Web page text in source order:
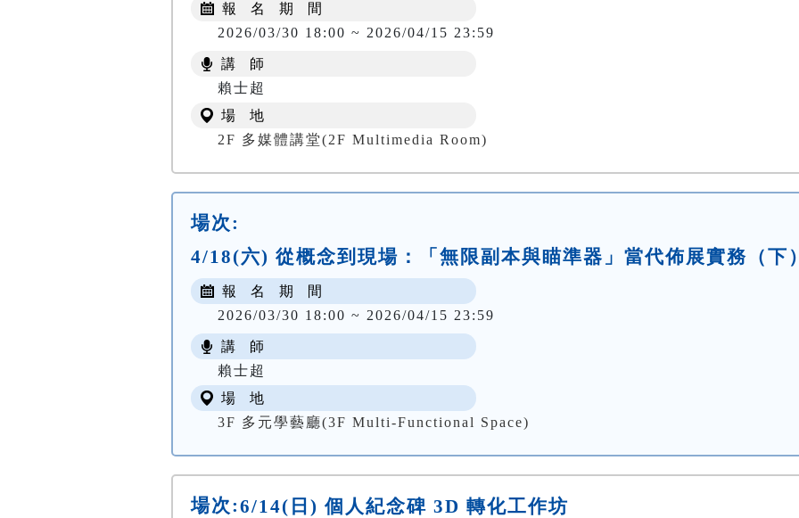
報 名 期 間
2026/03/30 18:00 ~ 2026/04/15 23:59
講 師
賴士超
場 地
2F 多媒體講堂(2F Multimedia Room)
場次:
4/18(六) 從概念到現場：「無限副本與瞄準器」當代佈展實務（下
報 名 期 間
2026/03/30 18:00 ~ 2026/04/15 23:59
講 師
賴士超
場 地
3F 多元學藝廳(3F Multi-Functional Space)
場次:6/14(日) 個人紀念碑 3D 轉化工作坊